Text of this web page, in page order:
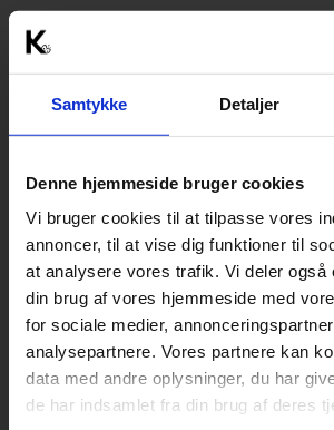
Samtykke Detaljer
Denne hjemmeside bruger cookies
Vi bruger cookies til at tilpasse vores
annoncer, til at vise dig funktioner til
at analysere vores trafik. Vi deler også
din brug af vores hjemmeside med
for sociale medier,
analysepartnere. Vores partnere kan
data med andre oplysninger, du har
de har indsamlet fra din brug af deres